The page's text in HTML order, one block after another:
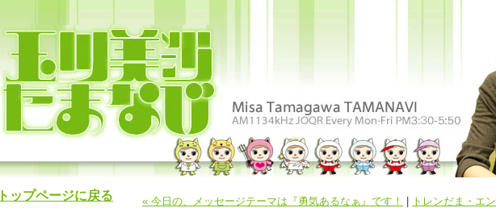
トップページに戻る « 今日の、メッセージテーマは『勇気あるなぁ』です！
トレンだま・エン